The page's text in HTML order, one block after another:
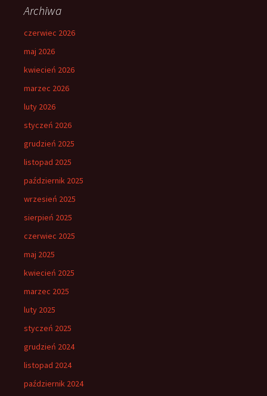
Archiwa
czerwiec 2026
maj 2026
kwiecień 2026
marzec 2026
luty 2026
styczeń 2026
grudzień 2025
listopad 2025
październik 2025
wrzesień 2025
sierpień 2025
czerwiec 2025
maj 2025
kwiecień 2025
marzec 2025
luty 2025
styczeń 2025
grudzień 2024
listopad 2024
październik 2024